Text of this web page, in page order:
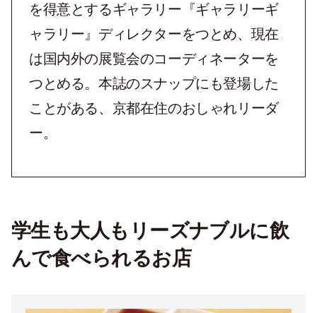
を得意とするギャラリー『ギャラリーギ
ャラリー』ディレクターをつとめ、現在
は国内外の展覧会のコーディネーターを
つとめる。本誌のスナップにも登場した
ことがある、京都在住のおしゃれリーダ
ー。
学生も大人もリーズナブルに飲
んで食べられるお店